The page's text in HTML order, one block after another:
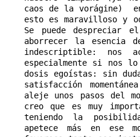
caos de la vorágine)
esto es maravilloso y
Se puede despreciar
aborrecer la esencia
indescriptible: nos
especialmente si nos lo
dosis egoístas: sin
satisfacción
aleje unos pasos del
creo que es muy
teniendo la
apetece más en ese